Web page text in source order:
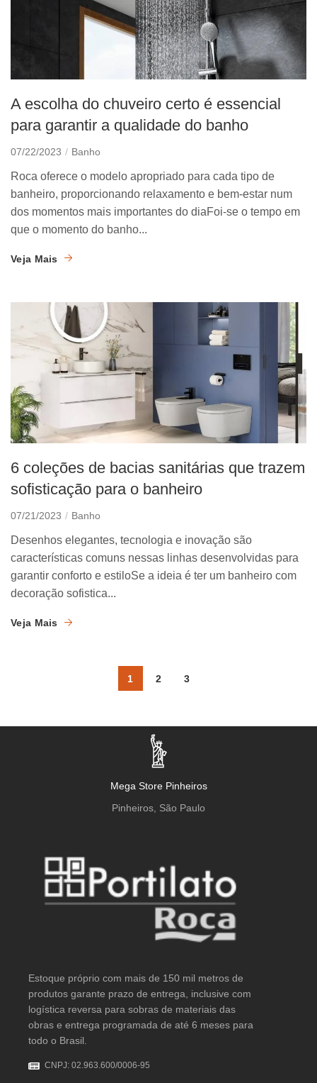
A escolha do chuveiro certo é essencial
para garantir a qualidade do banho
07/22/2023 Banho
Roca oferece o modelo apropriado para cada tipo de
banheiro, proporcionando relaxamento e bem-estar num
dos momentos mais importantes do diaFoi-se o tempo em
que o momento do banho...
Veja Mais
6 coleções de bacias sanitárias que trazem
sofisticação para o banheiro
07/21/2023 Banho
Desenhos elegantes, tecnologia e inovação são
características comuns nessas linhas desenvolvidas para
garantir conforto e estiloSe a ideia é ter um banheiro com
decoração sofistica...
Veja Mais
1 2 3
Mega Store Pinheiros
Pinheiros, São Paulo
Estoque próprio com mais de 150 mil metros de
produtos garante prazo de entrega, inclusive com
logística reversa para sobras de materiais das
obras e entrega programada de até 6 meses para
todo o Brasil.
CNPJ: 02.963.600/0006-95